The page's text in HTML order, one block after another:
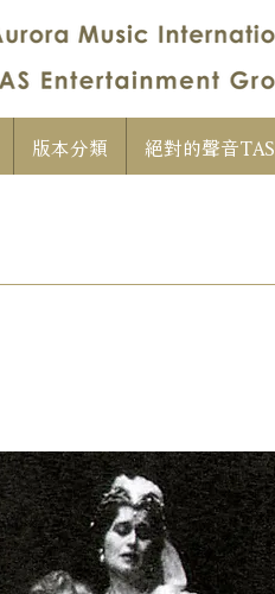
版本分類 絕對的聲音TAS